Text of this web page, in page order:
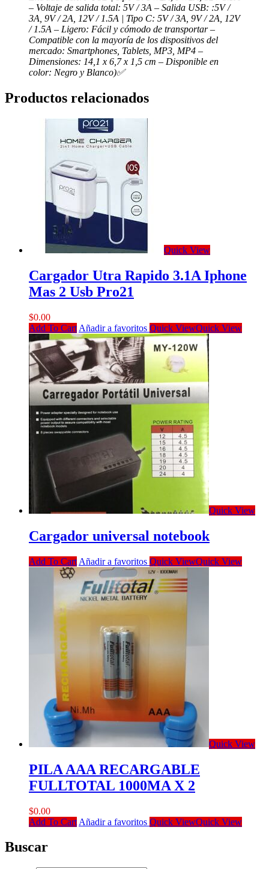
– Voltaje de salida total: 5V / 3A – Salida USB: :5V /
3A, 9V / 2A, 12V / 1.5A | Tipo C: 5V / 3A, 9V / 2A, 12V
/ 1.5A – Ligero: Fácil y cómodo de transportar –
Compatible con la mayoría de los dispositivos del
mercado: Smartphones, Tablets, MP3, MP4 –
Dimensiones: 14,1 x 6,7 x 1,5 cm – Disponible en
color: Negro y Blanco)✅
Productos relacionados
Quick View
Cargador Utra Rapido 3.1A Iphone
Mas 2 Usb Pro21
$0.00
Add To Cart Añadir a favoritos Quick ViewQuick View
Quick View
Cargador universal notebook
Add To Cart Añadir a favoritos Quick ViewQuick View
Quick View
PILA AAA RECARGABLE
FULLTOTAL 1000MA X 2
$0.00
Add To Cart Añadir a favoritos Quick ViewQuick View
Buscar